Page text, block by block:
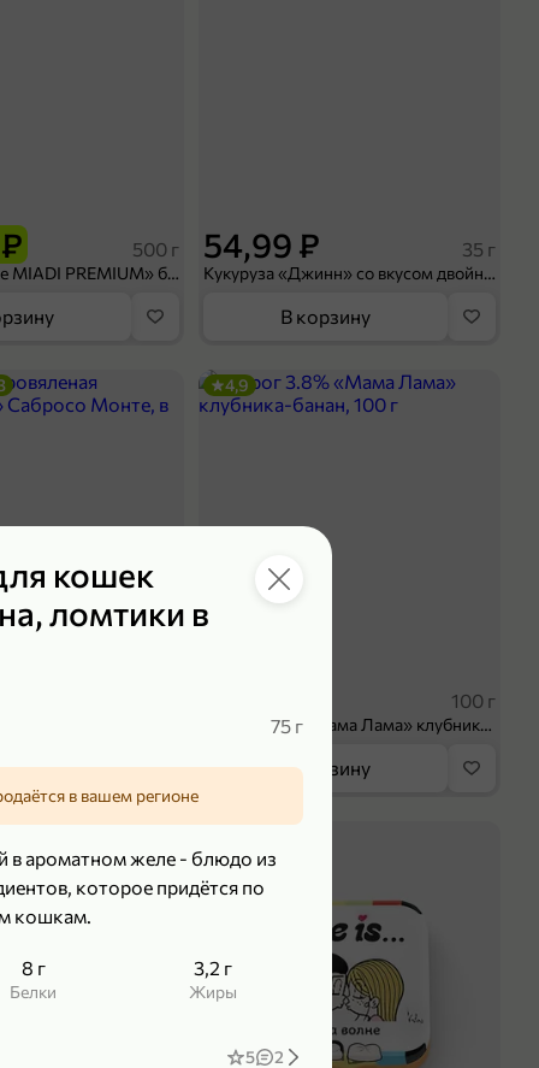
кошек
ломтики в
75 г
в вашем регионе
в ароматном желе - блюдо из
которое придётся по
кошкам.
8 г
Белки
3,2 г
Жиры
5 2
500 г
Рис «TaMashAe MIADI PREMIUM» басмати пропаренный, 500 г
54,99 ₽ 35 г
Кукуруза «Джинн» со вкусом двойного сыра и чили, 35 г
В корзину
100 г
Творог 3.8% «Мама Лама» клубника-банан, 100 г
4,9
В корзину